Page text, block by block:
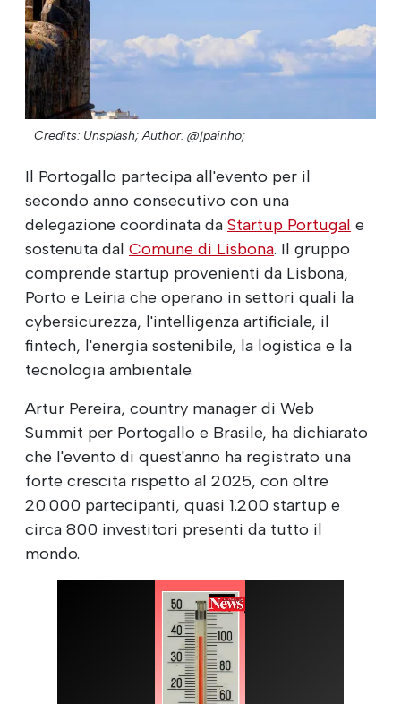
Credits: Unsplash; Author: @jpainho;
Il Portogallo partecipa all'evento per il
secondo anno consecutivo con una
delegazione coordinata da Startup Portugal e
sostenuta dal Comune di Lisbona. Il gruppo
comprende startup provenienti da Lisbona,
Porto e Leiria che operano in settori quali la
cybersicurezza, l'intelligenza artificiale, il
fintech, l'energia sostenibile, la logistica e la
tecnologia ambientale.
Artur Pereira, country manager di Web
Summit per Portogallo e Brasile, ha dichiarato
che l'evento di quest'anno ha registrato una
forte crescita rispetto al 2025, con oltre
20.000 partecipanti, quasi 1.200 startup e
circa 800 investitori presenti da tutto il
mondo.